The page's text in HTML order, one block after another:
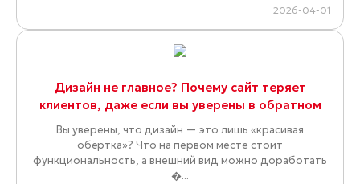
2026-04-01
Дизайн не главное? Почему сайт теряет
клиентов, даже если вы уверены в обратном
Вы уверены, что дизайн — это лишь «красивая
обёртка»? Что на первом месте стоит
функциональность, а внешний вид можно доработать
�...